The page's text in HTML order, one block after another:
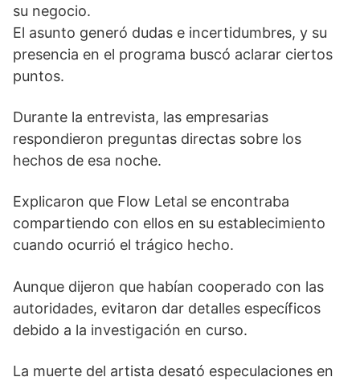
su negocio.
El asunto generó dudas e incertidumbres, y su
presencia en el programa buscó aclarar ciertos
puntos.
Durante la entrevista, las empresarias
respondieron preguntas directas sobre los
hechos de esa noche.
Explicaron que Flow Letal se encontraba
compartiendo con ellos en su establecimiento
cuando ocurrió el trágico hecho.
Aunque dijeron que habían cooperado con las
autoridades, evitaron dar detalles específicos
debido a la investigación en curso.
La muerte del artista desató especulaciones en